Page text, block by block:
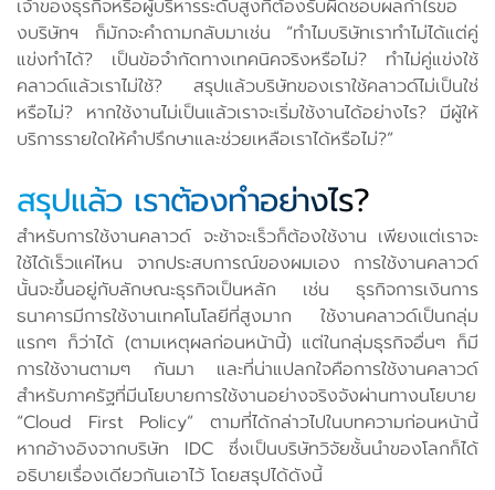
เจ้าของธุรกิจหรือผู้บริหารระดับสูงที่ต้องรับผิดชอบผลกำไรขอ
งบริษัทฯ ก็มักจะคำถามกลับมาเช่น “ทำไมบริษัทเราทำไม่ได้แต่คู่
แข่งทำได้? เป็นข้อจำกัดทางเทคนิคจริงหรือไม่? ทำไม่คู่แข่งใช้
คลาวด์แล้วเราไม่ใช้? สรุปแล้วบริษัทของเราใช้คลาวด์ไม่เป็นใช่
หรือไม่? หากใช้งานไม่เป็นแล้วเราจะเริ่มใช้งานได้อย่างไร? มีผู้ให้
บริการรายใดให้คำปรึกษาและช่วยเหลือเราได้หรือไม่?”
สรุปแล้ว เราต้องทำอย่างไร?
สำหรับการใช้งานคลาวด์ จะช้าจะเร็วก็ต้องใช้งาน เพียงแต่เราจะ
ใช้ได้เร็วแค่ไหน จากประสบการณ์ของผมเอง การใช้งานคลาวด์
นั้นจะขึ้นอยู่กับลักษณะธุรกิจเป็นหลัก เช่น ธุรกิจการเงินการ
ธนาคารมีการใช้งานเทคโนโลยีที่สูงมาก ใช้งานคลาวด์เป็นกลุ่ม
แรกๆ ก็ว่าได้ (ตามเหตุผลก่อนหน้านี้) แต่ในกลุ่มธุรกิจอื่นๆ ก็มี
การใช้งานตามๆ กันมา และที่น่าแปลกใจคือการใช้งานคลาวด์
สำหรับภาครัฐที่มีนโยบายการใช้งานอย่างจริงจังผ่านทางนโยบาย
“Cloud First Policy” ตามที่ได้กล่าวไปในบทความก่อนหน้านี้
หากอ้างอิงจากบริษัท IDC ซึ่งเป็นบริษัทวิจัยชั้นนำของโลกก็ได้
อธิบายเรื่องเดียวกันเอาไว้ โดยสรุปได้ดังนี้